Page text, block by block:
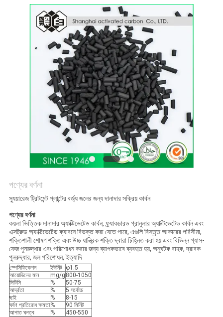
PRIVACY
পণ্যের বর্ণনা
স্যুয়ারেজ ট্রিটমেন্ট প্লান্টের বর্জ্য জলের জন্য দানাদার সক্রিয় কার্বন
পণ্যের বর্ণনা
কয়লা ভিত্তিক দানাদার অ্যাক্টিভেটেড কার্বন, ফ্র্যাকচারড গ্রানুলার অ্যাক্টিভেটেড কার্বন এবং
এক্সট্রুড অ্যাক্টিভেটেড ক্যাবনে বিভক্ত করা যেতে পারে, এগুলি বিস্তৃত আকারের পরিসীমা,
শক্তিশালী শোষণ শক্তি এবং উচ্চ যান্ত্রিক শক্তি দ্বারা চিহ্নিত করা হয় এবং বিভিন্ন গ্যাস-
ফেজ পুনরুদ্ধার এবং পরিশোধন করার জন্য ব্যাপকভাবে ব্যবহৃত হয়, অনুঘটক বাহক, দ্রাবক
পুনরুদ্ধার, জল পরিশোধন, ইত্যাদি
স্পেসিফিকেশন ইউনিট φ1.5
আয়োডিনের মান
mg/g 800-1050
সিটিসি
%
50-75
আর্দ্রতা
%
5 সর্বোচ্চ
ছাই
%
8-15
ঘর্ষণ প্রতিরোধ ক্ষমতা%
90 মিনিট
আপাত ঘনত্ব
% 450-550